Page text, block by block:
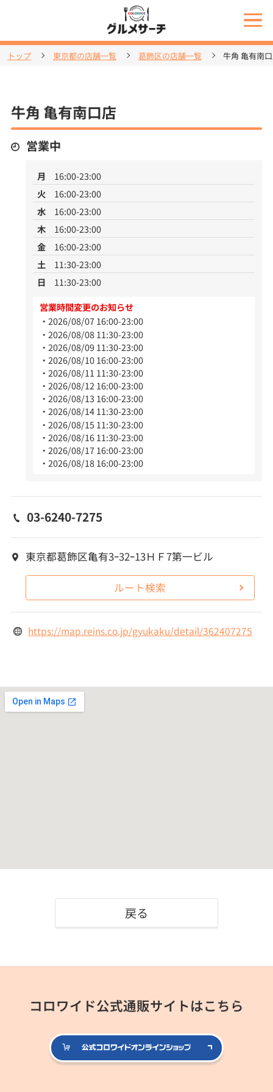
トップ 東京都の店舗一覧 葛飾区の店舗一覧 牛角 亀有南
牛角 亀有南口店
営業中
月
16:00-23:00
火
16:00-23:00
水
16:00-23:00
木
16:00-23:00
金
16:00-23:00
土
11:30-23:00
日
11:30-23:00
営業時間変更のお知らせ
2026/08/07 16:00-23:00
2026/08/08 11:30-23:00
2026/08/09 11:30-23:00
2026/08/10 16:00-23:00
2026/08/11 11:30-23:00
2026/08/12 16:00-23:00
2026/08/13 16:00-23:00
2026/08/14 11:30-23:00
2026/08/15 11:30-23:00
2026/08/16 11:30-23:00
2026/08/17 16:00-23:00
2026/08/18 16:00-23:00
03-6240-7275
東京都葛飾区亀有3ｰ32ｰ13ＨＦ7第一ビル
ルート検索
https://map.reins.co.jp/gyukaku/detail/362407275
戻る
コロワイド公式通販サイトはこちら
公式コロ